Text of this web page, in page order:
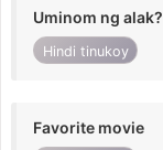
Uminom ng alak?
Hindi tinukoy
Favorite movie